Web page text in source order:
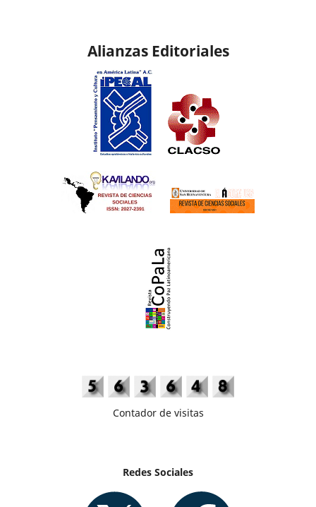
Alianzas Editoriales
Contador de visitas
Redes Sociales